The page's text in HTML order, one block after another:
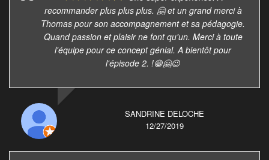
recommander plus plus plus. 🤗 et un grand merci à
Thomas pour son accompagnement et sa pédagogie.
Quand passion et plaisir ne font qu'un. Merci à toute
l'équipe pour ce concept génial. A bientôt pour
l'épisode 2. !😁🤗😉
SANDRINE DELOCHE
12/27/2019